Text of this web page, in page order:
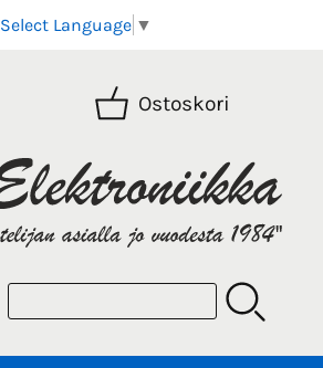
Select Language ▼
Ostoskori